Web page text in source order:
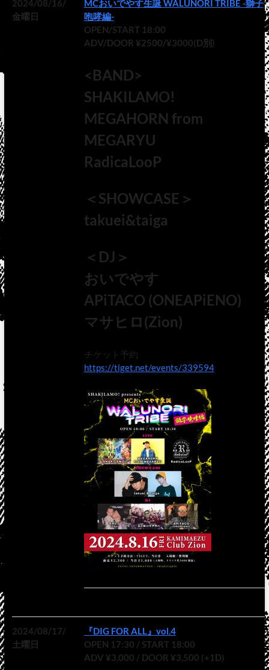
2024/08/16/
金曜日
MCおいでやす生誕 WALUNORI TRIBE -獅子
咆哮編-
OPEN/START 18:00
ADV/DOOR ¥2500/¥3000(D別)
<BAND>
SHAKILAMO!
MEGAHORN from
MEGARYU
RadicaLooP
＜SHOWCASE＞
takuei&taiga
＜DJ＞
おいでやす
APiTACO (ONEAPiENO)
マサヒロ(Zion)
チケット予約
https://tiget.net/events/339594
2024/08/17/
土曜日
『DIG FOR ALL』vol.4
OPEN 17:30 / START 18:00
ADV ¥3,000 / DOOR ¥3,500 (+1D)